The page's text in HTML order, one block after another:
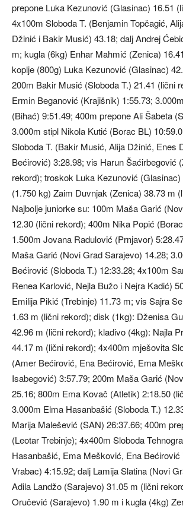
prepone Luka Kezunović (Glasinac) 16.51
4x100m Sloboda T. (Benjamin Topčagić,
Džinić i Bakir Musić) 43.18; dalj Andrej
m; kugla (6kg) Enhar Mahmić (Zenica)
koplje (800g) Luka Kezunović (Glasinac)
200m Bakir Musić (Sloboda T.) 21.41 (lični
Ermin Beganović (Krajišnik) 1:55.73;
(Bihać) 9:51.49; 400m prepone Ali Šabeta
3.000m stipl Nikola Kutić (Borac BL)
Sloboda T. (Bakir Musić, Alija Džinić, Enes
Bećirović) 3:28.98; vis Harun Šaćirbegović
rekord); troskok Luka Kezunović
(1.750 kg) Zaim Duvnjak (Zenica) 38.73 m
Najbolje juniorke su: 100m Maša Garić
12.30 (lični rekord); 400m Nika Popić
1.500m Jovana Radulović (Prnjavor)
Maša Garić (Novi Grad Sarajevo) 14.28;
Bećirović (Sloboda T.) 12:33.28; 4x100m
Renea Karlović, Nejla Bužo i Nejra Kadić)
Emilija Pikić (Trebinje) 11.73 m; vis Sajra
1.63 m (lični rekord); disk (1kg): Dženisa
42.96 m (lični rekord); kladivo (4kg): Najla
44.17 m (lični rekord); 4x400m mješovita
(Amer Bećirović, Ena Bećirović, Ema
Isabegović) 3:57.79; 200m Maša Garić
25.16; 800m Ema Kovač (Atletik) 2:18.50
3.000m Elma Hasanbašić (Sloboda T.)
Marija Malešević (SAN) 26:37.66; 400m
(Leotar Trebinje); 4x400m Sloboda
Hasanbašić, Ema Mešković, Ena Bećirović
Vrabac) 4:15.92; dalj Lamija Slatina (Novi
Adila Landžo (Sarajevo) 31.05 m (lični
Oručević (Sarajevo) 1.90 m i kugla (4kg)